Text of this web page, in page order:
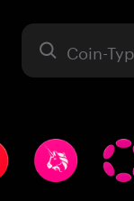
Asset